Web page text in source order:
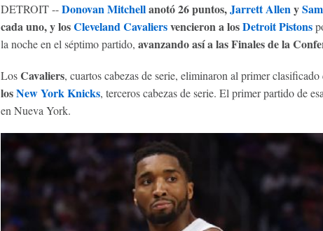
DETROIT --Donovan Mitchellanotó 26 puntos,Jarrett Alleny
cada uno, y losCleveland Cavaliersvencieron a losDetroit Pistons
la noche en el séptimo partido, avanzando así a las Finales de la
LosCavaliers, cuartos cabezas de serie, eliminaron al primer clasificado
losNew York Knicks, terceros cabezas de serie. El primer partido de
en Nueva York.